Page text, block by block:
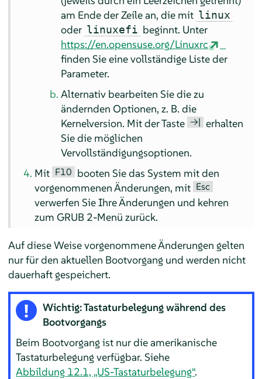
am Ende der Zeile an, die mit linux
oder linuxefi beginnt. Unter
https://en.opensuse.org/Linuxrc
finden Sie eine vollständige Liste der
Parameter.
Alternativ bearbeiten Sie die zu
ändernden Optionen, z. B. die
Kernelversion. Mit der Taste →| erhalten
Sie die möglichen
Vervollständigungsoptionen.
Mit F10 booten Sie das System mit den
vorgenommenen Änderungen, mit Esc
verwerfen Sie Ihre Änderungen und kehren
zum GRUB 2-Menü zurück.
Auf diese Weise vorgenommene Änderungen gelten
nur für den aktuellen Bootvorgang und werden nicht
dauerhaft gespeichert.
Wichtig: Tastaturbelegung während des
Bootvorgangs
Beim Bootvorgang ist nur die amerikanische
Tastaturbelegung verfügbar. Siehe
Abbildung 12.1, „US-Tastaturbelegung“.